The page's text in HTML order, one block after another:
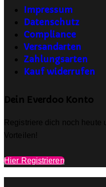
Impressum
Datenschutz
Compliance
Versandarten
Zahlungsarten
Kauf widerrufen
Dein Everdoo Konto
Registriere dich noch heute
Vorteilen!
Hier Registrieren